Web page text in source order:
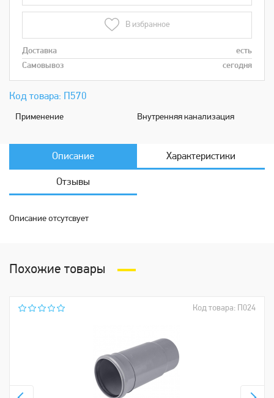
Код товара: П570
Применение Внутренняя канализация
В избранное
Доставка
есть
Самовывоз
сегодня
Описание Характеристики
Отзывы
Описание отсутсвует
Похожие товары
Код товара: П024